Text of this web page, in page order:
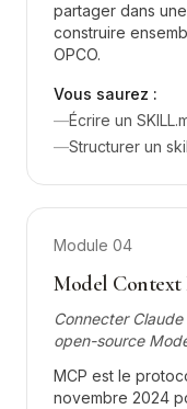
partager dans
construire
OPCO.
Vous saurez :
—Écrire un
—Structurer un
Module 04
Model
Connecter
open-source
MCP est le
novembre 2024